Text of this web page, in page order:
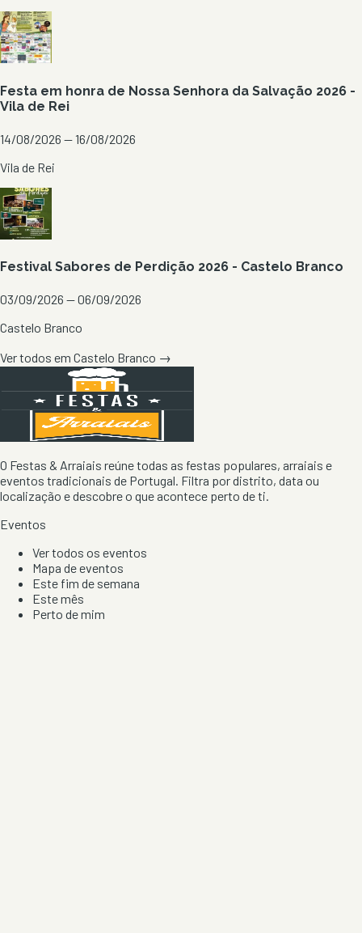
Festa em honra de Nossa Senhora da Salvação 2026 -
Vila de Rei
14/08/2026 — 16/08/2026
Vila de Rei
Festival Sabores de Perdição 2026 - Castelo Branco
03/09/2026 — 06/09/2026
Castelo Branco
Ver todos em Castelo Branco →
O Festas & Arraiais reúne todas as festas populares, arraiais e
eventos tradicionais de Portugal. Filtra por distrito, data ou
localização e descobre o que acontece perto de ti.
Eventos
Ver todos os eventos
Mapa de eventos
Este fim de semana
Este mês
Perto de mim